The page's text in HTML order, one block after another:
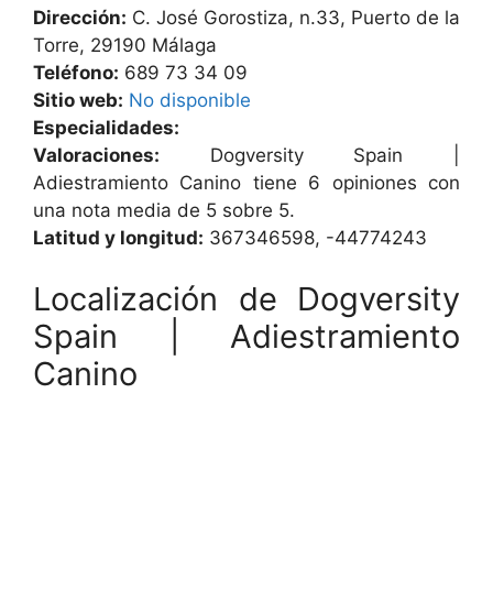
Dirección: C. José Gorostiza, n.33, Puerto de la
Torre, 29190 Málaga
Teléfono: 689 73 34 09
Sitio web: No disponible
Especialidades:
Valoraciones: Dogversity Spain |
Adiestramiento Canino tiene 6 opiniones con
una nota media de 5 sobre 5.
Latitud y longitud: 367346598, -44774243
Localización de Dogversity
Spain | Adiestramiento
Canino